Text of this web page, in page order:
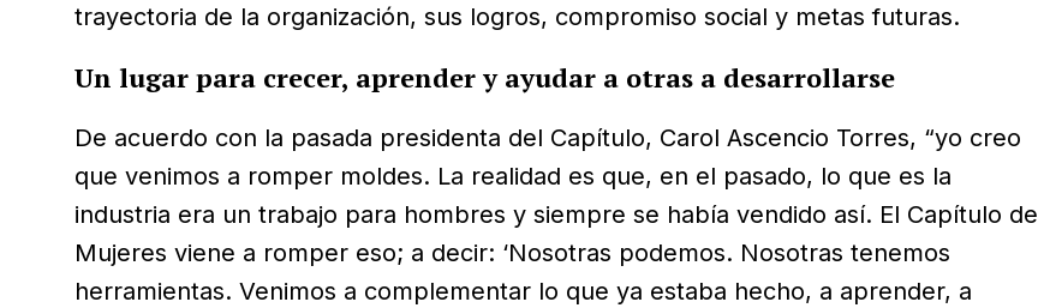
trayectoria de la organización, sus logros, compromiso social y metas futuras.
Un lugar para crecer, aprender y ayudar a otras a desarrollarse
De acuerdo con la pasada presidenta del Capítulo, Carol Ascencio Torres, “yo creo
que venimos a romper moldes. La realidad es que, en el pasado, lo que es la
industria era un trabajo para hombres y siempre se había vendido así. El Capítulo de
Mujeres viene a romper eso; a decir: ‘Nosotras podemos. Nosotras tenemos
herramientas. Venimos a complementar lo que ya estaba hecho, a aprender, a